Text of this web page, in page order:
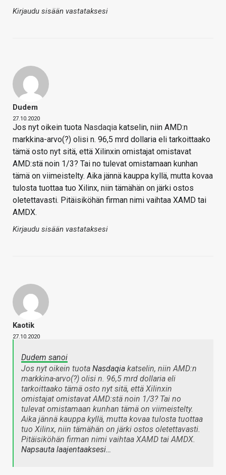
Kirjaudu sisään vastataksesi
Dudem
27.10.2020
Jos nyt oikein tuota Nasdaqia katselin, niin AMD:n
markkina-arvo(?) olisi n. 96,5 mrd dollaria eli tarkoittaako
tämä osto nyt sitä, että Xilinxin omistajat omistavat
AMD:stä noin 1/3? Tai no tulevat omistamaan kunhan
tämä on viimeistelty. Aika jännä kauppa kyllä, mutta kovaa
tulosta tuottaa tuo Xilinx, niin tämähän on järki ostos
oletettavasti. Pitäisiköhän firman nimi vaihtaa XAMD tai
AMDX.
Kirjaudu sisään vastataksesi
Kaotik
27.10.2020
Dudem sanoi
Jos nyt oikein tuota Nasdaqia katselin, niin AMD:n
markkina-arvo(?) olisi n. 96,5 mrd dollaria eli
tarkoittaako tämä osto nyt sitä, että Xilinxin
omistajat omistavat AMD:stä noin 1/3? Tai no
tulevat omistamaan kunhan tämä on viimeistelty.
Aika jännä kauppa kyllä, mutta kovaa tulosta tuottaa
tuo Xilinx, niin tämähän on järki ostos oletettavasti.
Pitäisiköhän firman nimi vaihtaa XAMD tai AMDX.
Napsauta laajentaaksesi…